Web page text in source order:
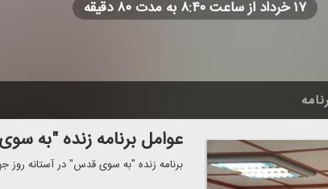
۱۷ خرداد از ساعت ۸:۴۰ به مدت ۸۰ دقیقه
عوامل برنامه زنده "به
برنامه زنده "به سوی قدس" در آستانه